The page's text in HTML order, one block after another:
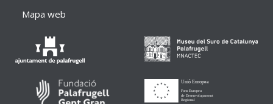
Mapa web